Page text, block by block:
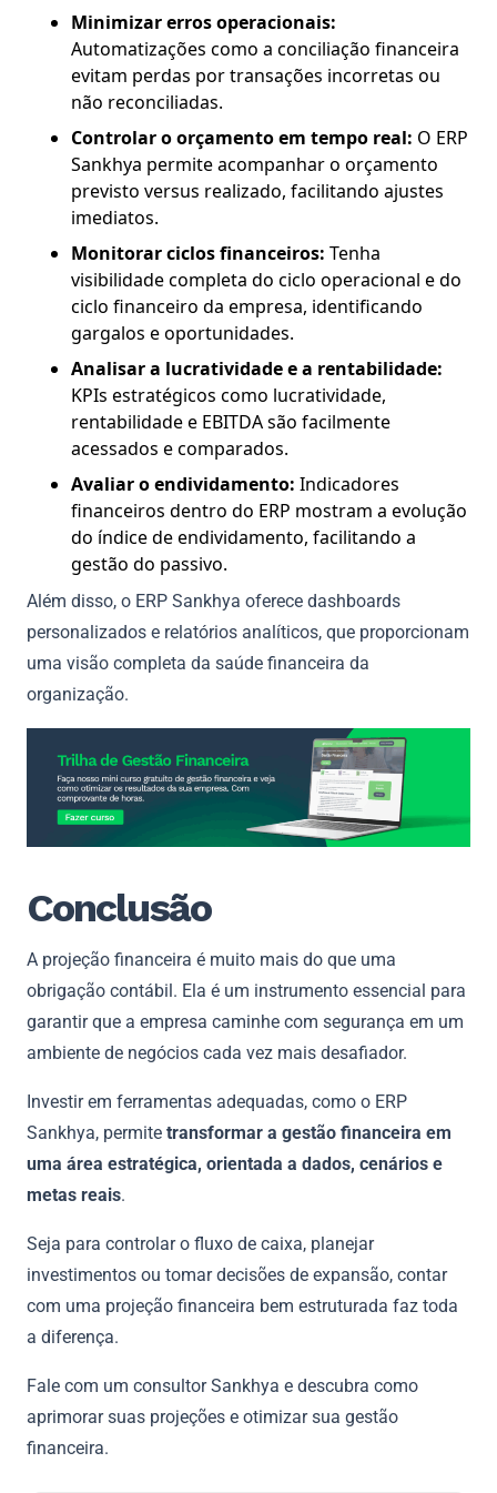
Minimizar erros operacionais:
Automatizações como a conciliação financeira
evitam perdas por transações incorretas ou
não reconciliadas.
Controlar o orçamento em tempo real: O ERP
Sankhya permite acompanhar o orçamento
previsto versus realizado, facilitando ajustes
imediatos.
Monitorar ciclos financeiros: Tenha
visibilidade completa do ciclo operacional e do
ciclo financeiro da empresa, identificando
gargalos e oportunidades.
Analisar a lucratividade e a rentabilidade:
KPIs estratégicos como lucratividade,
rentabilidade e EBITDA são facilmente
acessados e comparados.
Avaliar o endividamento: Indicadores
financeiros dentro do ERP mostram a evolução
do índice de endividamento, facilitando a
gestão do passivo.
Além disso, o ERP Sankhya oferece dashboards
personalizados e relatórios analíticos, que proporcionam
uma visão completa da saúde financeira da
organização.
Conclusão
A projeção financeira é muito mais do que uma
obrigação contábil. Ela é um instrumento essencial para
garantir que a empresa caminhe com segurança em um
ambiente de negócios cada vez mais desafiador.
Investir em ferramentas adequadas, como o ERP
Sankhya, permite transformar a gestão financeira em
uma área estratégica, orientada a dados, cenários e
metas reais.
Seja para controlar o fluxo de caixa, planejar
investimentos ou tomar decisões de expansão, contar
com uma projeção financeira bem estruturada faz toda
a diferença.
Fale com um consultor Sankhya e descubra como
aprimorar suas projeções e otimizar sua gestão
financeira.